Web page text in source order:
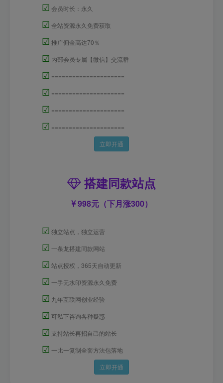
☑ 会员时长：永久
☑ 全站资源永久免费获取
☑ 推广佣金高达70％
☑ 内部会员专属【微信】交流群
☑ =====================
☑ =====================
☑ =====================
☑ =====================
立即开通
搭建同款站点
998元（下月涨300）
☑ 独立站点，独立运营
☑ 一条龙搭建同款网站
☑ 站点授权，365天自动更新
☑ 一手无水印资源永久免费
☑ 九年互联网创业经验
☑ 可私下咨询各种疑惑
☑ 支持站长再招自己的站长
☑ 一比一复制全套方法包落地
立即开通